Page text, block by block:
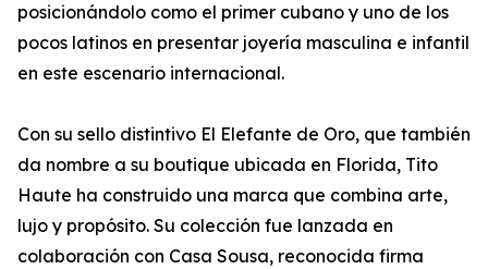
posicionándolo como el primer cubano y uno de los
pocos latinos en presentar joyería masculina e infantil
en este escenario internacional.
Con su sello distintivo El Elefante de Oro, que también
da nombre a su boutique ubicada en Florida, Tito
Haute ha construido una marca que combina arte,
lujo y propósito. Su colección fue lanzada en
colaboración con Casa Sousa, reconocida firma